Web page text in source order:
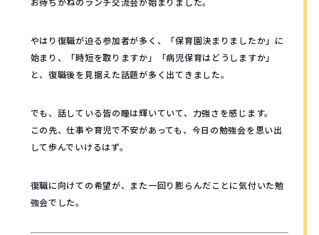
やはり復職が迫る参加者が多く、「保育園決まりましたか」に
始まり、「時短を取りますか」「病児保育はどうしますか」
と、復職後を見据えた話題が多く出てきました。
でも、話している皆の瞳は輝いていて、力強さを感じます。
この先、仕事や育児で不安があっても、今日の勉強会を思い出
して歩んでいけるはず。
復職に向けての希望が、また一回り膨らんだことに気付いた勉
強会でした。